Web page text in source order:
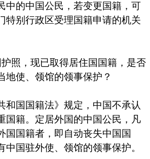
中的中国公民，若变更国籍，可
特别行政区受理国籍申请的机关
照，现已取得居住国国籍，是否
地使、领馆的领事保护？
和国国籍法》规定，中国不承认
国籍。定居外国的中国公民，凡
国国籍者，即自动丧失中国国
中国驻外使、领馆的领事保护。